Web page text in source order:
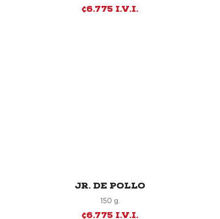
¢6.775 I.V.I.
JR. DE POLLO
150 g.
¢6.775 I.V.I.